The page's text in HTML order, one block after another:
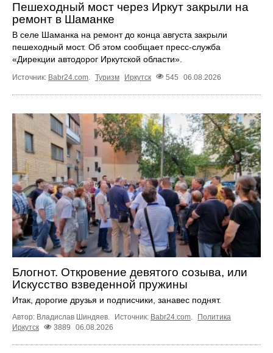
Пешеходный мост через Иркут закрыли на
ремонт в Шаманке
В селе Шаманка на ремонт до конца августа закрыли
пешеходный мост. Об этом сообщает пресс‑служба
«Дирекции автодорог Иркутской области».
Источник: Babr24.com Туризм Иркутск 545 06.08.2026
Блогнот. Откровение девятого созыва, или
Искусство взведенной пружины
Итак, дорогие друзья и подписчики, занавес поднят.
Автор: Владислав Шиндяев. Источник: Babr24.com.
Политика
Иркутск
3889 06.08.2026